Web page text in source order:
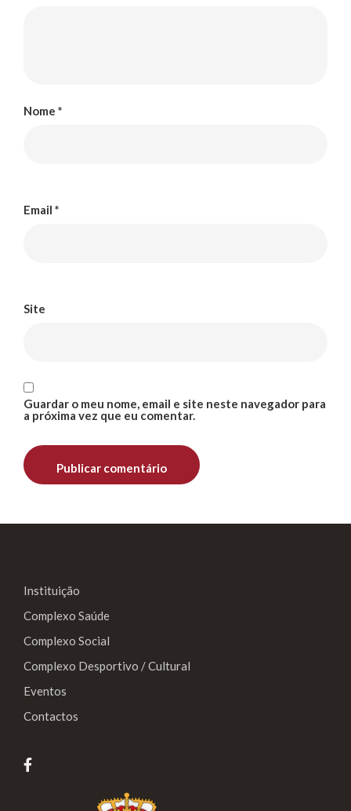
Nome *
Email *
Site
Guardar o meu nome, email e site neste navegador para
a próxima vez que eu comentar.
Instituição
Complexo Saúde
Complexo Social
Complexo Desportivo / Cultural
Eventos
Contactos